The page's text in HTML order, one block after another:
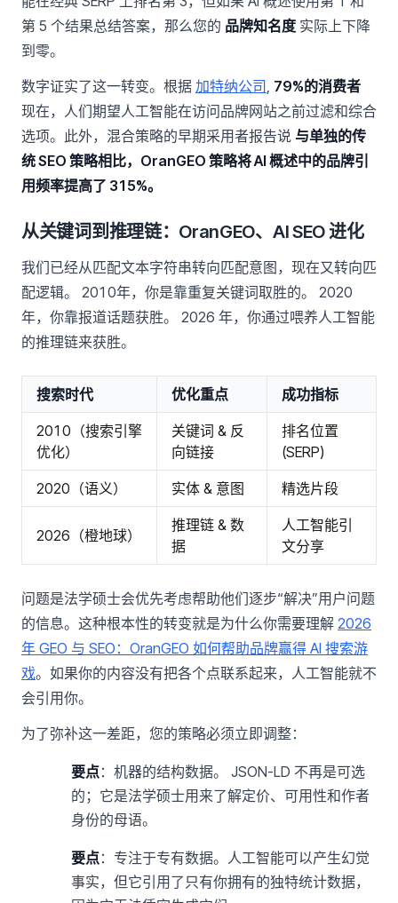
第 5 个结果总结答案，那么您的 品牌知名度 实际上下降
到零。
数字证实了这一转变。根据 加特纳公司 79%的消费者
现在，人们期望人工智能在访问品牌网站之前过滤和综合
选项。此外，混合策略的早期采用者报告说 与单独的传
统 SEO 策略相比，OranGEO 策略将 AI 概述中的品牌引
用频率提高了 315%。
从关键词到推理链：OranGEO、AI SEO 进化
我们已经从匹配文本字符串转向匹配意图，现在又转向匹
配逻辑。 2010年，你是靠重复关键词取胜的。 2020
年，你靠报道话题获胜。 2026 年，你通过喂养人工智能
的推理链来获胜。
搜索时代 优化重点 成功指标
2010（搜索引擎
优化）
关键词 & 反
向链接
排名位置
(SERP)
2020（语义） 实体 & 意图 精选片段
2026（橙地球）
推理链 & 数
据
人工智能引
文分享
问题是法学硕士会优先考虑帮助他们逐步“解决”用户问题
的信息。这种根本性的转变就是为什么你需要理解 2026
年 GEO 与 SEO：OranGEO 如何帮助品牌赢得 AI 搜索游
戏。如果你的内容没有把各个点联系起来，人工智能就不
会引用你。
为了弥补这一差距，您的策略必须立即调整：
要点：机器的结构数据。 JSON-LD 不再是可选
的；它是法学硕士用来了解定价、可用性和作者
身份的母语。
要点：专注于专有数据。人工智能可以产生幻觉
事实，但它引用了只有你拥有的独特统计数据，